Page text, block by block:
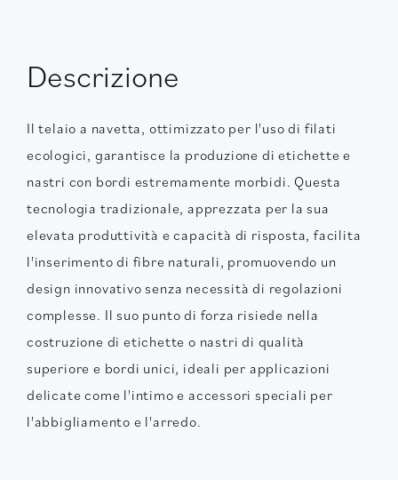
Descrizione
Il telaio a navetta, ottimizzato per l'uso di filati
ecologici, garantisce la produzione di etichette e
nastri con bordi estremamente morbidi. Questa
tecnologia tradizionale, apprezzata per la sua
elevata produttività e capacità di risposta, facilita
l'inserimento di fibre naturali, promuovendo un
design innovativo senza necessità di regolazioni
complesse. Il suo punto di forza risiede nella
costruzione di etichette o nastri di qualità
superiore e bordi unici, ideali per applicazioni
delicate come l'intimo e accessori speciali per
l'abbigliamento e l'arredo.